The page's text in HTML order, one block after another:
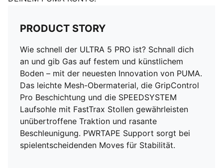
Atmungsaktivität und Komfort
PWRTAPE Stützrahmen stabilisiert den Fuß bei
schnellen Richtungswechseln
Normale bis schmale Passform
FG/AG: geeignet für feste Naturböden und Kunstrasen
(4G)(Firm Natural Surfaces/Artificial Grass)
PRODUCT STORY
Wie schnell der ULTRA 5 PRO ist? Schnall dich
an und gib Gas auf festem und künstlichem
Boden – mit der neuesten Innovation von PUMA.
Das leichte Mesh-Obermaterial, die GripControl
Pro Beschichtung und die SPEEDSYSTEM
Laufsohle mit FastTrax Stollen gewährleisten
unübertroffene Traktion und rasante
Beschleunigung. PWRTAPE Support sorgt bei
spielentscheidenden Moves für Stabilität.